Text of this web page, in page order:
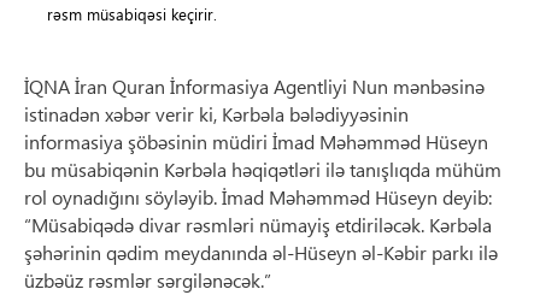
rəsm müsabiqəsi keçirir.
İQNA İran Quran İnformasiya Agentliyi Nun mənbəsinə
istinadən xəbər verir ki, Kərbəla bələdiyyəsinin
informasiya şöbəsinin müdiri İmad Məhəmməd Hüseyn
bu müsabiqənin Kərbəla həqiqətləri ilə tanışlıqda mühüm
rol oynadığını söyləyib. İmad Məhəmməd Hüseyn deyib:
“Müsabiqədə divar rəsmləri nümayiş etdiriləcək. Kərbəla
şəhərinin qədim meydanında əl-Hüseyn əl-Kəbir parkı ilə
üzbəüz rəsmlər sərgilənəcək.”